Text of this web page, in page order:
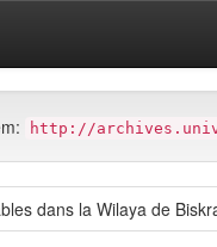
http://
dans la Wilaya de